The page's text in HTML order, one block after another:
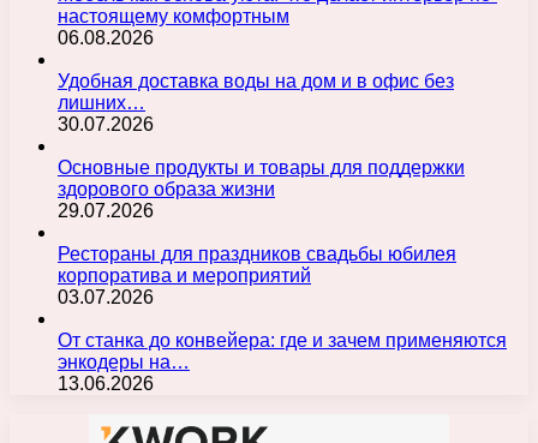
настоящему комфортным
06.08.2026
Удобная доставка воды на дом и в офис без
лишних…
30.07.2026
Основные продукты и товары для поддержки
здорового образа жизни
29.07.2026
Рестораны для праздников свадьбы юбилея
корпоратива и мероприятий
03.07.2026
От станка до конвейера: где и зачем применяются
энкодеры на…
13.06.2026